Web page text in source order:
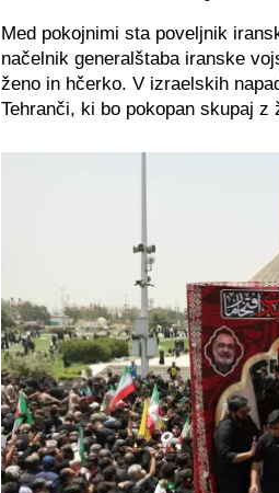
Med pokojnimi sta poveljnik
načelnik generalštaba iranske
ženo in hčerko. V izraelskih
Tehranči, ki bo pokopan skupaj z